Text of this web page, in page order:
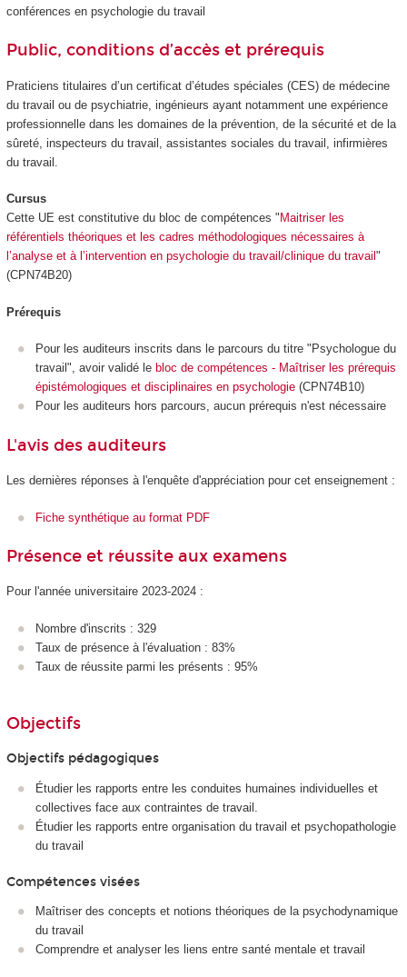
conférences en psychologie du travail
Public, conditions d’accès et prérequis
Praticiens titulaires d’un certificat d’études spéciales (CES) de médecine
du travail ou de psychiatrie, ingénieurs ayant notamment une expérience
professionnelle dans les domaines de la prévention, de la sécurité et de la
sûreté, inspecteurs du travail, assistantes sociales du travail, infirmières
du travail.
Cursus
Cette UE est constitutive du bloc de compétences " Maitriser les
référentiels théoriques et les cadres méthodologiques nécessaires à
l’analyse et à l’intervention en psychologie du travail/clinique du travail "
(CPN74B20)
Prérequis
Pour les auditeurs inscrits dans le parcours du titre "Psychologue du
travail", avoir validé le bloc de compétences - Maîtriser les prérequis
épistémologiques et disciplinaires en psychologie (CPN74B10)
Pour les auditeurs hors parcours, aucun prérequis n'est nécessaire
L'avis des auditeurs
Les dernières réponses à l'enquête d'appréciation pour cet enseignement :
Fiche synthétique au format PDF
Présence et réussite aux examens
Pour l'année universitaire 2023-2024 :
Nombre d'inscrits : 329
Taux de présence à l'évaluation : 83%
Taux de réussite parmi les présents : 95%
Objectifs
Objectifs pédagogiques
Étudier les rapports entre les conduites humaines individuelles et
collectives face aux contraintes de travail.
Étudier les rapports entre organisation du travail et psychopathologie
du travail
Compétences visées
Maîtriser des concepts et notions théoriques de la psychodynamique
du travail
Comprendre et analyser les liens entre santé mentale et travail